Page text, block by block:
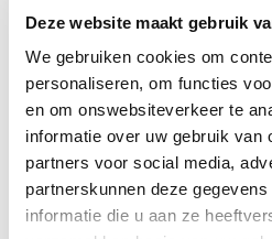
Deze website maakt gebruik
We gebruiken cookies om
personaliseren, om functies
en om onswebsiteverkeer te
informatie over uw gebruik van
partners voor social media,
partnerskunnen deze
informatie die u aan ze
vast te stellen vanuit welke
van de professionele relatie is
Uitspraak CvT 10-09